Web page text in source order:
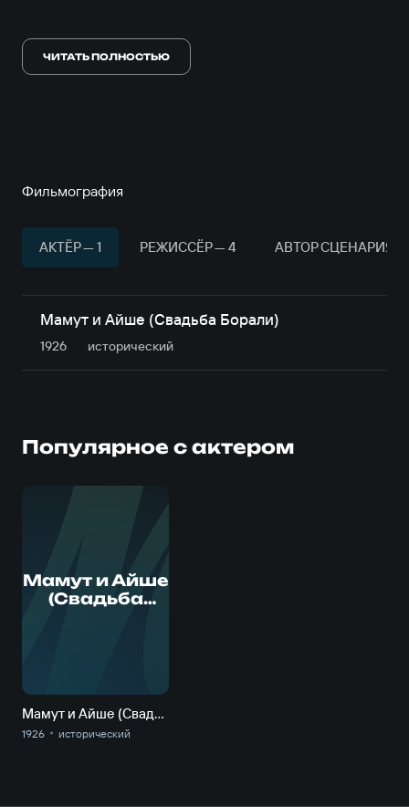
Умер 20 июля 1938 года.
ЧИТАТЬ ПОЛНОСТЬЮ
Фильмография
АКТЁР — 1 РЕЖИССЁР — 4 АВТОР СЦЕНАРИЯ —
Мамут и Айше (Свадьба Борали)
1926 исторический
Популярное с актером
Мамут и Айше
(Свадьба
Мамут и Айше (Свадьба Борали)
1926 исторический